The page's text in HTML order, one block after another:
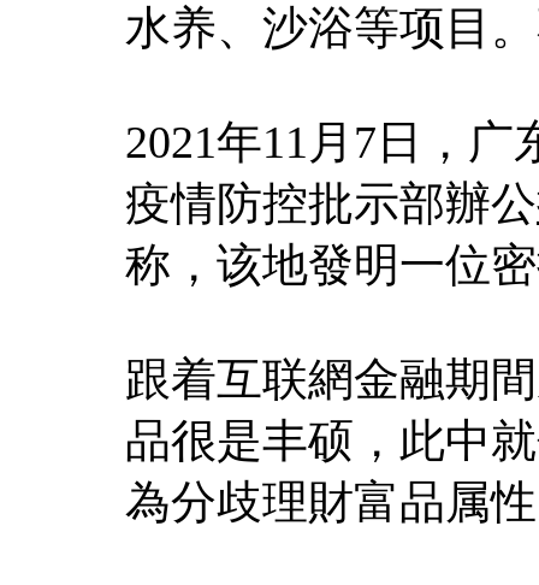
水养、沙浴等项目
2021年11月7日，
疫情防控批示部辦公
称，该地發明一位
跟着互联網金融期
品很是丰硕，此中
為分歧理財富品属